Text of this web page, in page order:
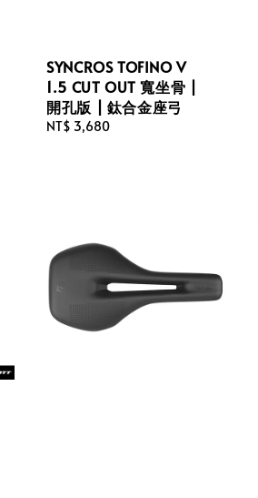
SYNCROS TOFINO V
1.5 CUT OUT 寬坐骨 |
開孔版 | 鈦合金座弓
Regular
NT$ 3,680